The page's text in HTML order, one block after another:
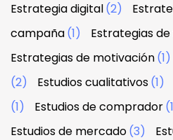
Estrategia digital(2)
campaña(1) Estrategias
Estrategias de motivación(1)
(2)
Estudios cualitativos(1)
(1)
Estudios de comprador
Estudios de mercado(3)